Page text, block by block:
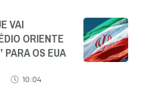
VAI
ORIENTE
PARA OS EUA
10:04